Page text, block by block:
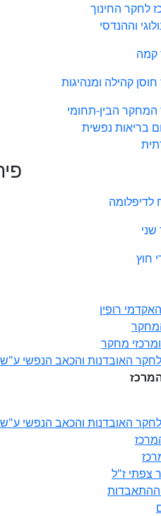
לחקר החינוך
וההנדסי
קמה
קהילה ומנהיגות
המחקר הבין-תחומי
בריאות נפשית
לדיפלומה
חוץ
רופין
מחקר
האובדנות והכאב הנפשי ע"ש
האובדנות והכאב הנפשי ע"ש
צפתי ז"ל